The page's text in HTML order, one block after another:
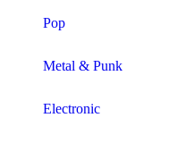
Pop
Metal & Punk
Electronic